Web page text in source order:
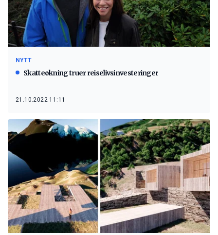
NYTT
Skatteøkning truer reiselivsinvesteringer
21.10.2022 11:11